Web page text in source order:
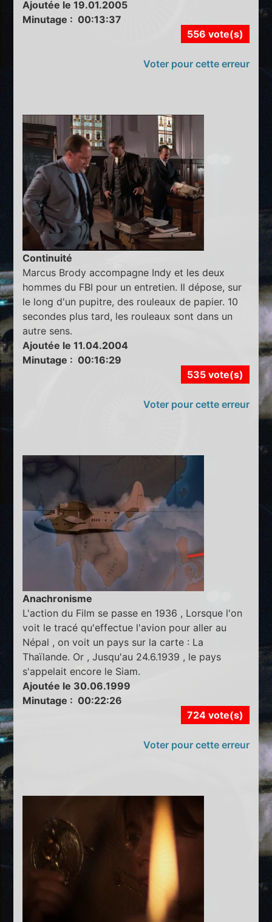
Ajoutée le 19.01.2005
Minutage : 00:13:37
556 vote(s)
Voter pour cette erreur
Continuité
Marcus Brody accompagne Indy et les deux
hommes du FBI pour un entretien. Il dépose, sur
le long d'un pupitre, des rouleaux de papier. 10
secondes plus tard, les rouleaux sont dans un
autre sens.
Ajoutée le 11.04.2004
Minutage : 00:16:29
535 vote(s)
Voter pour cette erreur
Anachronisme
L'action du Film se passe en 1936 , Lorsque l'on
voit le tracé qu'effectue l'avion pour aller au
Népal , on voit un pays sur la carte : La
Thaïlande. Or , Jusqu'au 24.6.1939 , le pays
s'appelait encore le Siam.
Ajoutée le 30.06.1999
Minutage : 00:22:26
724 vote(s)
Voter pour cette erreur